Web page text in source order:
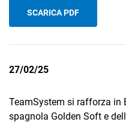
SCARICA PDF
27/02/25
TeamSystem si rafforza in
spagnola Golden Soft e